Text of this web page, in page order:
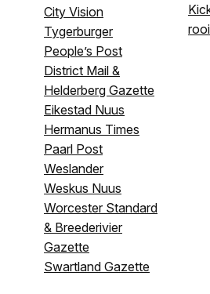
City Vision
Tygerburger
People’s Post
District Mail &
Helderberg Gazette
Eikestad Nuus
Hermanus Times
Paarl Post
Weslander
Weskus Nuus
Worcester Standard
& Breederivier
Gazette
Swartland Gazette